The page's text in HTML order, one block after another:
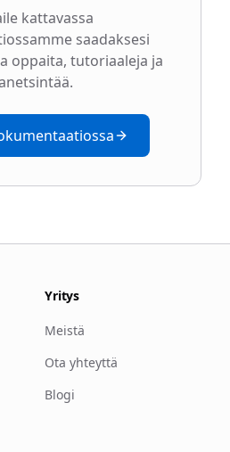
kattavassa
saadaksesi
oppaita, tutoriaaleja ja
Yritys
Meistä
Ota yhteyttä
Blogi